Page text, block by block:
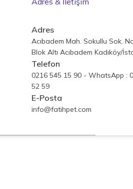
Adres
Acıbadem Mah. Sokullu Sok.
Blok Altı Acıbadem Kadıköy/
Telefon
0216 545 15 90 - WhatsApp :
52 59
E-Posta
info@fatihpet.com